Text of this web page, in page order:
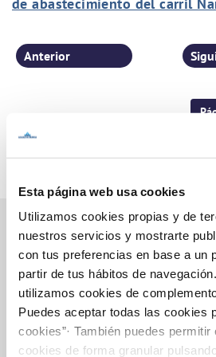
Esta página web usa cookies
Utilizamos cookies propias y de
nuestros servicios y mostrarte
con tus preferencias en base a un
partir de tus hábitos de
utilizamos cookies de
Puedes aceptar todas las cookies
cookies”· También puedes
cookies de forma granular
Anterior
Inicio
Gestiones Online